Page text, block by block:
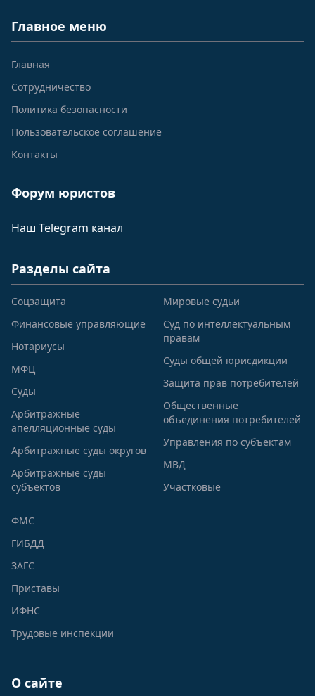
Главное меню
Главная
Сотрудничество
Политика безопасности
Пользовательское соглашение
Контакты
Форум юристов
Наш Telegram канал
Разделы сайта
Соцзащита
Финансовые управляющие
Нотариусы
МФЦ
Суды
Арбитражные
апелляционные суды
Арбитражные суды округов
Арбитражные суды
субъектов
Мировые судьи
Суд по интеллектуальным
правам
Суды общей юрисдикции
Защита прав потребителей
Общественные
объединения потребителей
Управления по субъектам
МВД
Участковые
ФМС
ГИБДД
ЗАГС
Приставы
ИФНС
Трудовые инспекции
О сайте